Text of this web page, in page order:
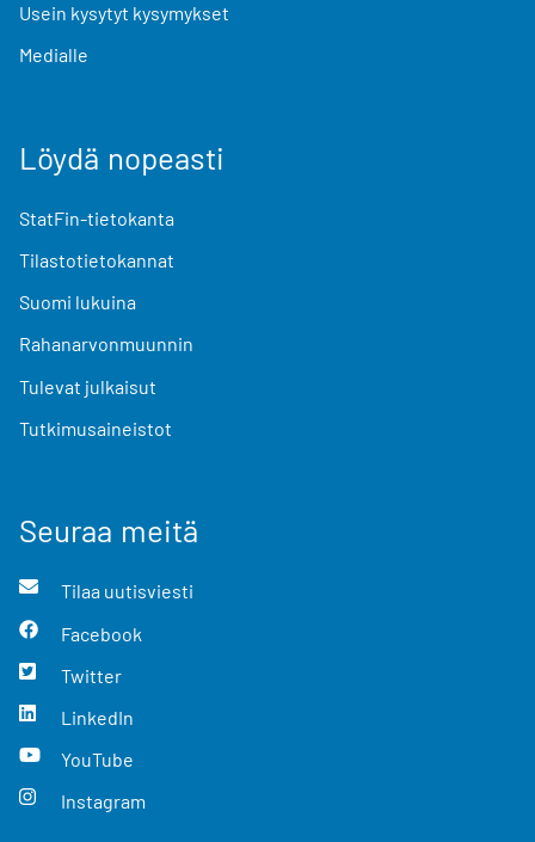
Usein kysytyt kysymykset
Medialle
Löydä nopeasti
StatFin-tietokanta
Tilastotietokannat
Suomi lukuina
Rahanarvonmuunnin
Tulevat julkaisut
Tutkimusaineistot
Seuraa meitä
Tilaa uutisviesti
Facebook
Twitter
LinkedIn
YouTube
Instagram